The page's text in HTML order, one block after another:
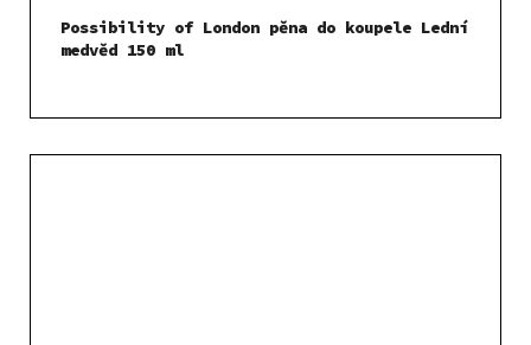
Possibility of London pěna do koupele Lední
medvěd 150 ml